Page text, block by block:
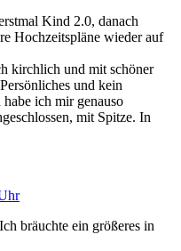
Kind 2.0, danach
Hochzeitspläne wieder auf
kirchlich und mit schöner
und kein
ich mir genauso
mit Spitze. In
bräuchte ein größeres in